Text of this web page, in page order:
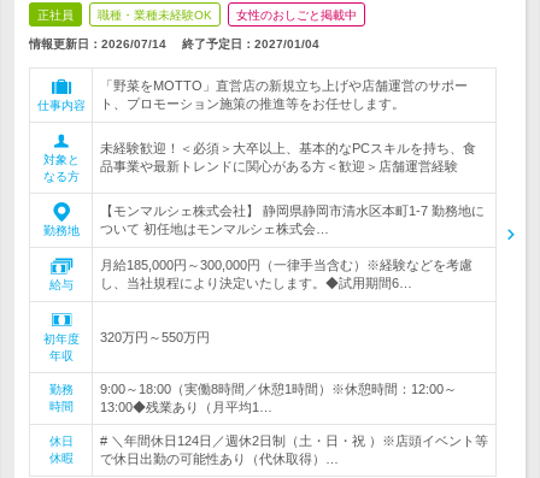
正社員 職種・業種未経験OK 女性のおしごと掲載中
情報更新日：2026/07/14 終了予定日： 2027/01/04
仕事内容
「野菜をMOTTO」直営店の新規立ち上げや店舗運営のサポー
ト、プロモーション施策の推進等をお任せします。
対象と
なる方
未経験歓迎！＜必須＞大卒以上、基本的なPCスキルを持ち、食
品事業や最新トレンドに関心がある方＜歓迎＞店舗運営経験
勤務地
【モンマルシェ株式会社】 静岡県静岡市清水区本町1-7 勤務地に
ついて 初任地はモンマルシェ株式会…
給与
月給185,000円～300,000円（一律手当含む）※経験などを考慮
し、当社規程により決定いたします。◆試用期間6…
初年度
年収
320万円～550万円
勤務
時間
9:00～18:00（実働8時間／休憩1時間）※休憩時間：12:00～
13:00◆残業あり（月平均1…
休日
休暇
# ＼年間休日124日／週休2日制（土・日・祝 ）※店頭イベント等
で休日出勤の可能性あり（代休取得）…